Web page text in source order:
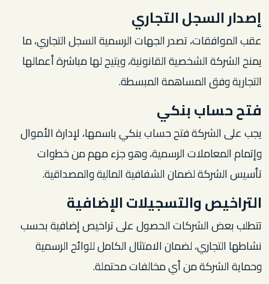
إصدار السجل التجاري
عقب الموافقات، تصدر الجهات الرسمية السجل التجاري، ما
يمنح الشركة الشخصية القانونية، ويتيح لها مباشرة أعمالها
التجارية وفق المساهمة المبسطة.
فتح حساب بنكي
يجب على الشركة فتح حساب بنكي باسمها، لإدارة الأموال
وإتمام المعاملات الرسمية، وهو جزء مهم من خطوات
تأسيس الشركة لضمان الشفافية المالية والمصداقية.
التراخيص والتسجيلات الإضافية
تتطلب بعض الشركات الحصول على تراخيص إضافية بحسب
نشاطها التجاري، لضمان الامتثال الكامل للوائح الرسمية
وحماية الشركة من أي مخالفات محتملة.